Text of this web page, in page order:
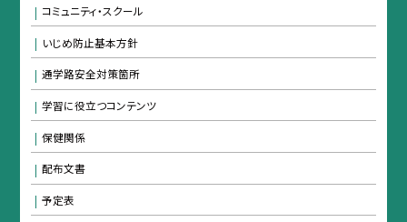
コミュニティ・スクール
いじめ防止基本方針
通学路安全対策箇所
学習に役立つコンテンツ
保健関係
配布文書
予定表